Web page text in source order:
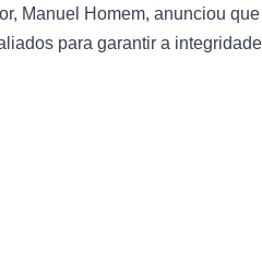
Manuel Homem, anunciou
para garantir a